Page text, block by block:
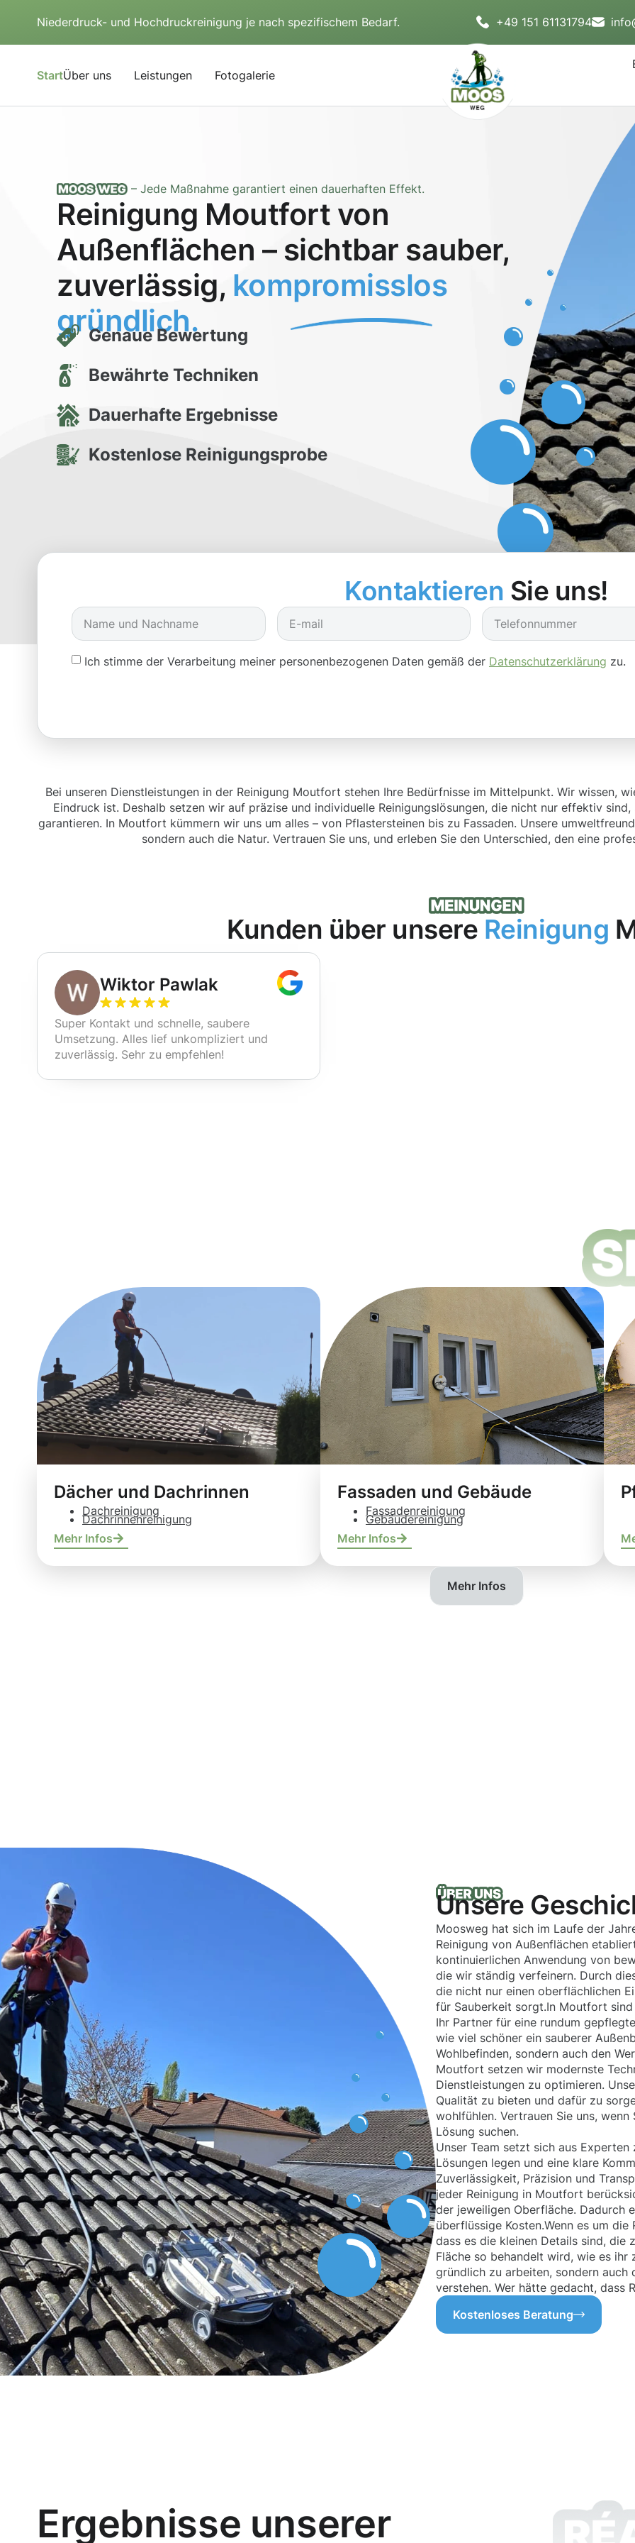
Niederdruck- und Hochdruckreinigung je nach spezifischem Bedarf. +49 151 61131794
StartÜber uns Leistungen Fotogalerie
– Jede Maßnahme garantiert einen dauerhaften Effekt.
Reinigung Moutfort von
Außenflächen – sichtbar sauber,
zuverlässig, kompromisslos
gründlich.
Genaue Bewertung
Bewährte Techniken
Dauerhafte Ergebnisse
Kostenlose Reinigungsprobe
Kontaktieren Sie uns!
Ich stimme der Verarbeitung meiner personenbezogenen Daten gemäß der Datenschutzerklärung zu.
Bei unseren Dienstleistungen in der Reinigung Moutfort stehen Ihre Bedürfnisse im Mittelpunkt. Wir wissen,
Eindruck ist. Deshalb setzen wir auf präzise und individuelle Reinigungslösungen, die nicht nur effektiv
garantieren. In Moutfort kümmern wir uns um alles – von Pflastersteinen bis zu Fassaden. Unsere
sondern auch die Natur. Vertrauen Sie uns, und erleben Sie den Unterschied, den eine
Kunden über unsere Reinigung
Wiktor Pawlak
Super Kontakt und schnelle, saubere
Umsetzung. Alles lief unkompliziert und
zuverlässig. Sehr zu empfehlen!
Dächer und Dachrinnen
Dachreinigung
Dachrinnenreinigung
Mehr Infos
Fassaden und Gebäude
Fassadenreinigung
Gebäudereinigung
Mehr Infos
Mehr Infos
Unsere
Moosweg hat sich im Laufe der
Reinigung von Außenflächen
kontinuierlichen Anwendung von
die wir ständig verfeinern. Durch
die nicht nur einen oberflächlichen
für Sauberkeit sorgt.In Moutfort
Ihr Partner für eine rundum
wie viel schöner ein sauberer
Wohlbefinden, sondern auch den
Moutfort setzen wir modernste
Dienstleistungen zu optimieren.
Qualität zu bieten und dafür zu
wohlfühlen. Vertrauen Sie uns,
Lösung suchen.
Unser Team setzt sich aus
Lösungen legen und eine klare
Zuverlässigkeit, Präzision und
jeder Reinigung in Moutfort
der jeweiligen Oberfläche. Dadurch
überflüssige Kosten.Wenn es um
dass es die kleinen Details sind, die
Fläche so behandelt wird, wie es
gründlich zu arbeiten, sondern auch
verstehen. Wer hätte gedacht, dass
Kostenloses Beratung
Ergebnisse unserer